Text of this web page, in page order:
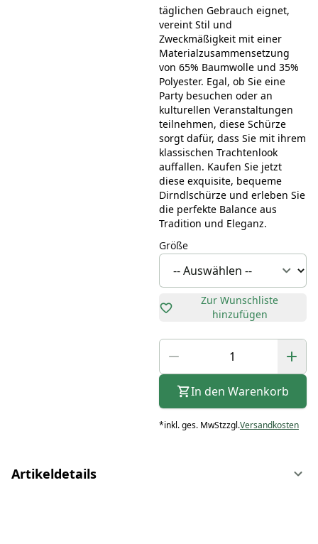
täglichen Gebrauch eignet,
vereint Stil und
Zweckmäßigkeit mit einer
Materialzusammensetzung
von 65% Baumwolle und 35%
Polyester. Egal, ob Sie eine
Party besuchen oder an
kulturellen Veranstaltungen
teilnehmen, diese Schürze
sorgt dafür, dass Sie mit ihrem
klassischen Trachtenlook
auffallen. Kaufen Sie jetzt
diese exquisite, bequeme
Dirndlschürze und erleben Sie
die perfekte Balance aus
Tradition und Eleganz.
Größe
Zur Wunschliste
hinzufügen
In den Warenkorb
*inkl. ges. MwStzzgl.Versandkosten
Artikeldetails